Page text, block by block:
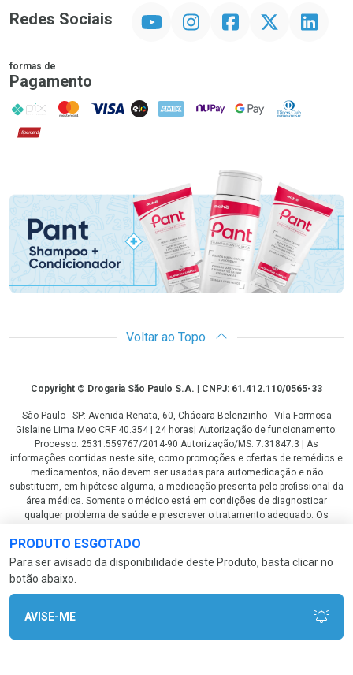
PRODUTO ESGOTADO
Para ser avisado da disponibilidade deste Produto, basta clicar no
botão abaixo.
AVISE-ME
Redes Sociais InstagramFacebookTwitter Linkedin
formas de
Pagamento
PIX MasterCard
VISA ELO AMEX NuPay Google PayDiners Club
Hipercard
Promoção em Destaque
Voltar ao Topo
CopyrightCopyright © Drogaria São Paulo S.A. | CNPJ: 61.412.110/0565-33
São Paulo - SP: Avenida Renata, 60, Chácara Belenzinho - Vila Formosa
Gislaine Lima Meo CRF 40.354 | 24 horas| Autorização de funcionamento:
Processo: 2531.559767/2014-90 Autorização/MS: 7.31847.3 | As
informações contidas neste site, como promoções e ofertas de remédios e
medicamentos, não devem ser usadas para automedicação e não
substituem, em hipótese alguma, a medicação prescrita pelo profissional da
área médica. Somente o médico está em condições de diagnosticar
qualquer problema de saúde e prescrever o tratamento adequado. Os
fotos contidas em nosso site são meramente ilustrativas. *Preços e
disponibilidade sujeitos a alterações no decorrer do dia. Antibióticos e
antimicrobianos vendas apenas em lojas físicas ou televendas. Portaria nº
344 - 01/02/1999 - Ministério da Saúde. Horário de funcionamento Central
LGPD Aceite os Cookies